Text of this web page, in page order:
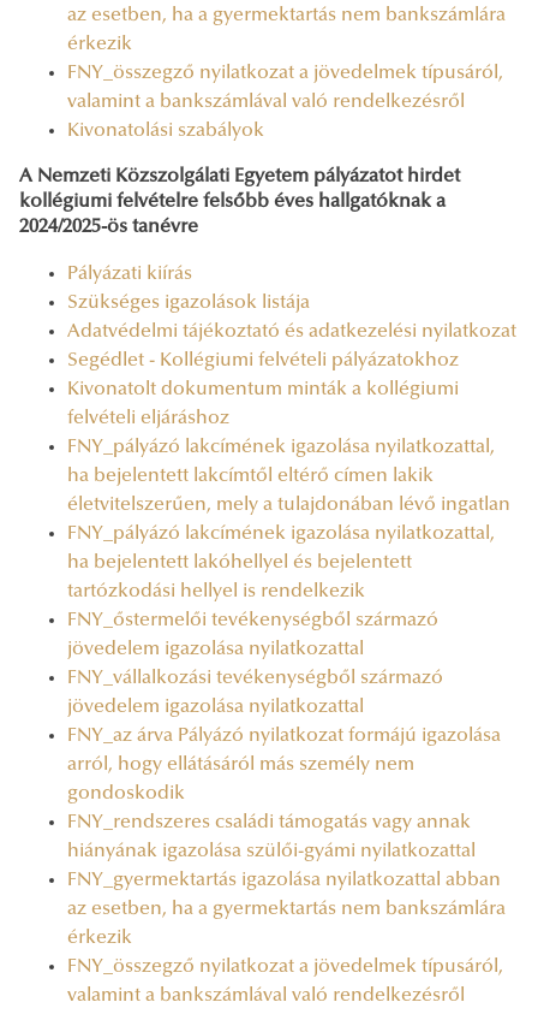
az esetben, ha a gyermektartás nem bankszámlára
érkezik
FNY_összegző nyilatkozat a jövedelmek típusáról,
valamint a bankszámlával való rendelkezésről
Kivonatolási szabályok
A Nemzeti Közszolgálati Egyetem pályázatot hirdet
kollégiumi felvételre felsőbb éves hallgatóknak a
2024/2025-ös tanévre
Pályázati kiírás
Szükséges igazolások listája
Adatvédelmi tájékoztató és adatkezelési nyilatkozat
Segédlet - Kollégiumi felvételi pályázatokhoz
Kivonatolt dokumentum minták a kollégiumi
felvételi eljáráshoz
FNY_pályázó lakcímének igazolása nyilatkozattal,
ha bejelentett lakcímtől eltérő címen lakik
életvitelszerűen, mely a tulajdonában lévő ingatlan
FNY_pályázó lakcímének igazolása nyilatkozattal,
ha bejelentett lakóhellyel és bejelentett
tartózkodási hellyel is rendelkezik
FNY_őstermelői tevékenységből származó
jövedelem igazolása nyilatkozattal
FNY_vállalkozási tevékenységből származó
jövedelem igazolása nyilatkozattal
FNY_az árva Pályázó nyilatkozat formájú igazolása
arról, hogy ellátásáról más személy nem
gondoskodik
FNY_rendszeres családi támogatás vagy annak
hiányának igazolása szülői-gyámi nyilatkozattal
FNY_gyermektartás igazolása nyilatkozattal abban
az esetben, ha a gyermektartás nem bankszámlára
érkezik
FNY_összegző nyilatkozat a jövedelmek típusáról,
valamint a bankszámlával való rendelkezésről